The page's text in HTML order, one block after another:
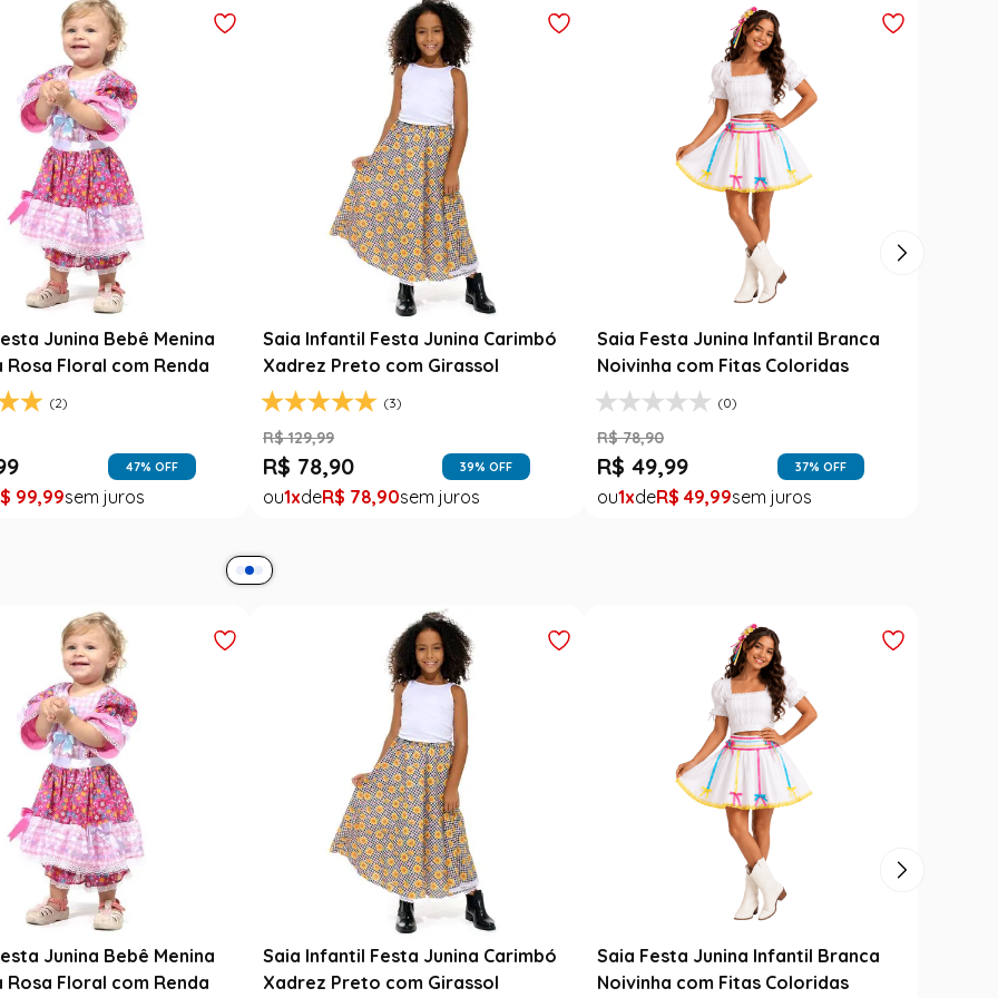
Junina Infantil Branca
com Fitas Coloridas
(0)
37% OFF
49,99
Fantasia Noiva Junina Infantil
Branca com Véu e Laços
R$ 139,99
R$ 79, 99 43% OFF
1 R$ 79,99
Varinha Das Varinhas - Harry
R$ 149,99
R$ 99,99 33% OFF
1 R$ 99, 99
Junina Infantil Branca
com Fitas Coloridas
Fantasia Noiva Junina Infantil
Branca com Véu e Laços
R$ 139,99
R$ 79, 99 43% OFF
Varinha Das Varinhas - Harry
R$ 149,99
R$ 99,99 33% OFF